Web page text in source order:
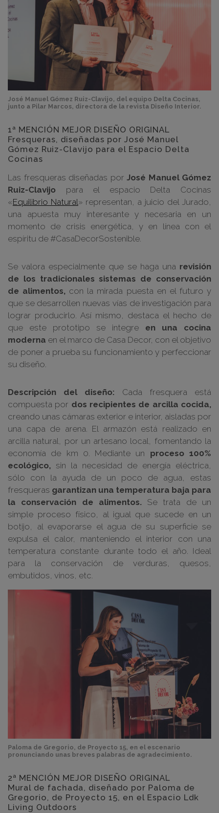
José Manuel Gómez Ruiz-Clavijo, del equipo Delta Cocinas,
junto a Pilar Marcos, directora de la revista Diseño Interior.
1ª MENCIÓN MEJOR DISEÑO ORIGINAL
Fresqueras, diseñadas por José Manuel
Gómez Ruiz-Clavijo para el Espacio Delta
Cocinas
Las fresqueras diseñadas por José Manuel Gómez
Ruiz-Clavijo para el espacio Delta Cocinas
«Equilibrio Natural» representan, a juicio del Jurado,
una apuesta muy interesante y necesaria en un
momento de crisis energética, y en línea con el
espíritu de #CasaDecorSostenible.
Se valora especialmente que se haga una revisión
de los tradicionales sistemas de conservación
de alimentos, con la mirada puesta en el futuro y
que se desarrollen nuevas vías de investigación para
lograr producirlo. Así mismo, destaca el hecho de
que este prototipo se integre en una cocina
moderna en el marco de Casa Decor, con el objetivo
de poner a prueba su funcionamiento y perfeccionar
su diseño.
Descripción del diseño:
Cada fresquera está
compuesta por dos recipientes de arcilla cocida,
creando unas cámaras exterior e interior, aisladas por
una capa de arena. El armazón está realizado en
arcilla natural, por un artesano local, fomentando la
economía de km 0. Mediante un proceso 100%
ecológico, sin la necesidad de energía eléctrica,
sólo con la ayuda de un poco de agua, estas
fresqueras garantizan una temperatura baja para
la conservación de alimentos.Se trata de un
simple proceso físico, al igual que sucede en un
botijo, al evaporarse el agua de su superficie se
expulsa el calor, manteniendo el interior con una
temperatura constante durante todo el año. Ideal
para la conservación de verduras, quesos,
embutidos, vinos, etc.
Paloma de Gregorio, de Proyecto 15, en el escenario
pronunciando unas breves palabras de agradecimiento.
2ª MENCIÓN MEJOR DISEÑO ORIGINAL
Mural de fachada, diseñado por Paloma de
Gregorio, de Proyecto 15, en el Espacio Ldk
Living Outdoors